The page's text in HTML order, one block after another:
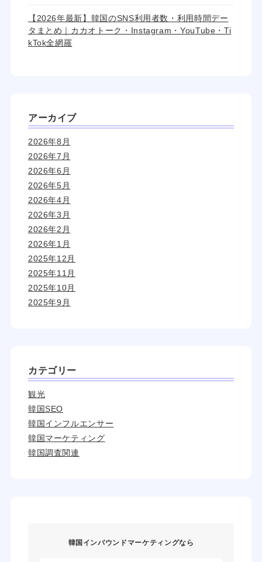
【2026年最新】韓国のSNS利用者数・利用時間デー
タまとめ｜カカオトーク・Instagram・YouTube・Ti
kTok全網羅
アーカイブ
2026年8月
2026年7月
2026年6月
2026年5月
2026年4月
2026年3月
2026年2月
2026年1月
2025年12月
2025年11月
2025年10月
2025年9月
カテゴリー
観光
韓国SEO
韓国インフルエンサー
韓国マーケティング
韓国調査関連
韓国インバウンドマーケティングなら